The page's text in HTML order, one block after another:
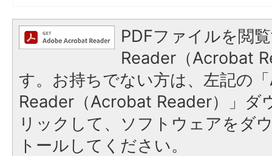
PDFファイルを閲
Reader（Acrobat
す。お持ちでない方は、左記の
Reader（Acrobat Reader）」ダ
リックして、ソフトウェアをダ
トールしてください。